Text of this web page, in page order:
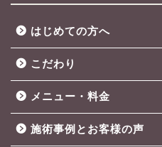
はじめての方へ
こだわり
メニュー・料金
施術事例とお客様の声